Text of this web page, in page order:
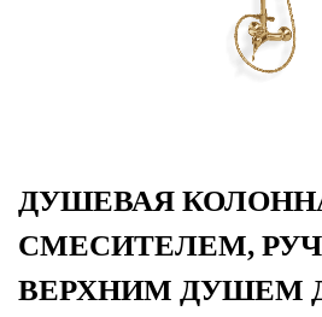
ДУШЕВАЯ
СМЕСИТЕЛЕМ,
ВЕРХНИМ ДУШЕМ